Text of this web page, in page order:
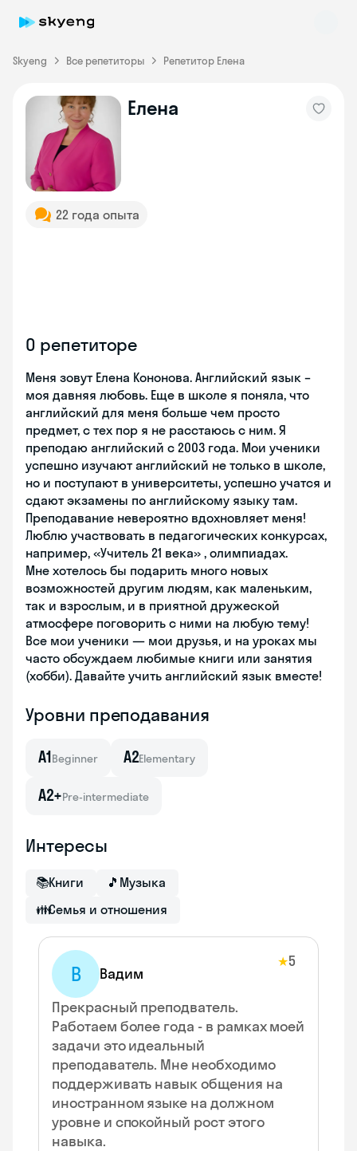
Skyeng Все репетиторы Репетитор Елена
Елена
22 года опыта
О репетиторе
Меня зовут Елена Кононова. Английский язык –
моя давняя любовь. Еще в школе я поняла, что
английский для меня больше чем просто
предмет, с тех пор я не расстаюсь с ним. Я
преподаю английский с 2003 года. Мои ученики
успешно изучают английский не только в школе,
но и поступают в университеты, успешно учатся и
сдают экзамены по английскому языку там.
Преподавание невероятно вдохновляет меня!
Люблю участвовать в педагогических конкурсах,
например, «Учитель 21 века» , олимпиадах.
Мне хотелось бы подарить много новых
возможностей другим людям, как маленьким,
так и взрослым, и в приятной дружеской
атмосфере поговорить с ними на любую тему!
Все мои ученики — мои друзья, и на уроках мы
часто обсуждаем любимые книги или занятия
(хобби). Давайте учить английский язык вместе!
Уровни преподавания
A1Beginner A2Elementary
A2+Pre-intermediate
Интересы
📚Книги 🎵 Музыка
👪Семья и отношения
В Вадим
★5
Прекрасный преподватель.
Работаем более года - в рамках моей
задачи это идеальный
преподаватель. Мне необходимо
поддерживать навык общения на
иностранном языке на должном
уровне и спокойный рост этого
навыка.
Skyeng Chat
online